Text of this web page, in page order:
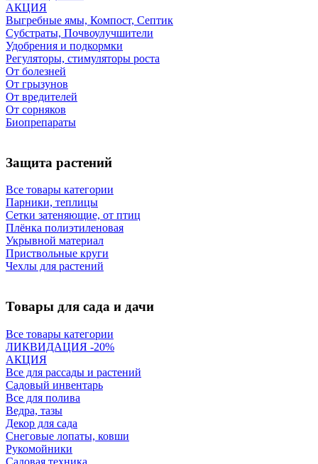
АКЦИЯ
Выгребные ямы, Компост, Септик
Субстраты, Почвоулучшители
Удобрения и подкормки
Регуляторы, стимуляторы роста
От болезней
От грызунов
От вредителей
От сорняков
Биопрепараты
Защита растений
Все товары категории
Парники, теплицы
Сетки затеняющие, от птиц
Плёнка полиэтиленовая
Укрывной материал
Приствольные круги
Чехлы для растений
Товары для сада и дачи
Все товары категории
ЛИКВИДАЦИЯ -20%
АКЦИЯ
Все для рассады и растений
Садовый инвентарь
Все для полива
Ведра, тазы
Декор для сада
Снеговые лопаты, ковши
Рукомойники
Садовая техника